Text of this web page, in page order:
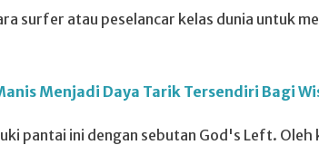
surfer atau peselancar kelas dunia untuk
Menjadi Daya Tarik Tersendiri Bagi
pantai ini dengan sebutan God's Left. Oleh